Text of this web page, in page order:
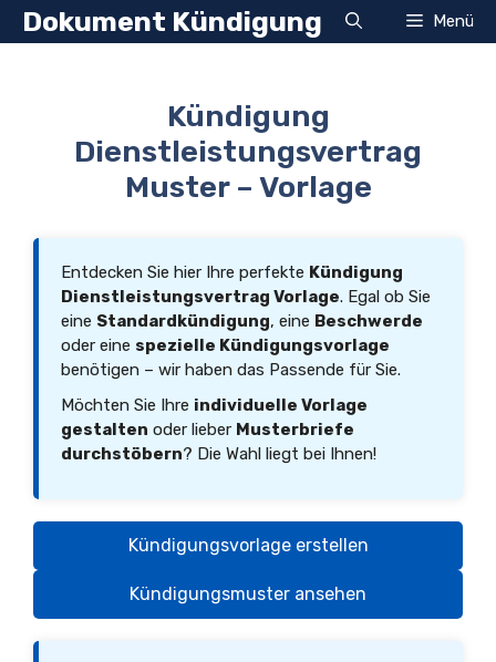
Zum
InhaltDokument Kündigung Menü
Kündigung
Dienstleistungsvertrag
Muster – Vorlage
Entdecken Sie hier Ihre perfekte Kündigung
Dienstleistungsvertrag Vorlage. Egal ob Sie
eine Standardkündigung, eine Beschwerde
oder eine spezielle Kündigungsvorlage
benötigen – wir haben das Passende für Sie.
Möchten Sie Ihre individuelle Vorlage
gestalten oder lieber Musterbriefe
durchstöbern? Die Wahl liegt bei Ihnen!
Kündigungsvorlage erstellen
Kündigungsmuster ansehen